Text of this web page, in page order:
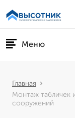
Меню
Главная
Монтаж табличек
сооружений